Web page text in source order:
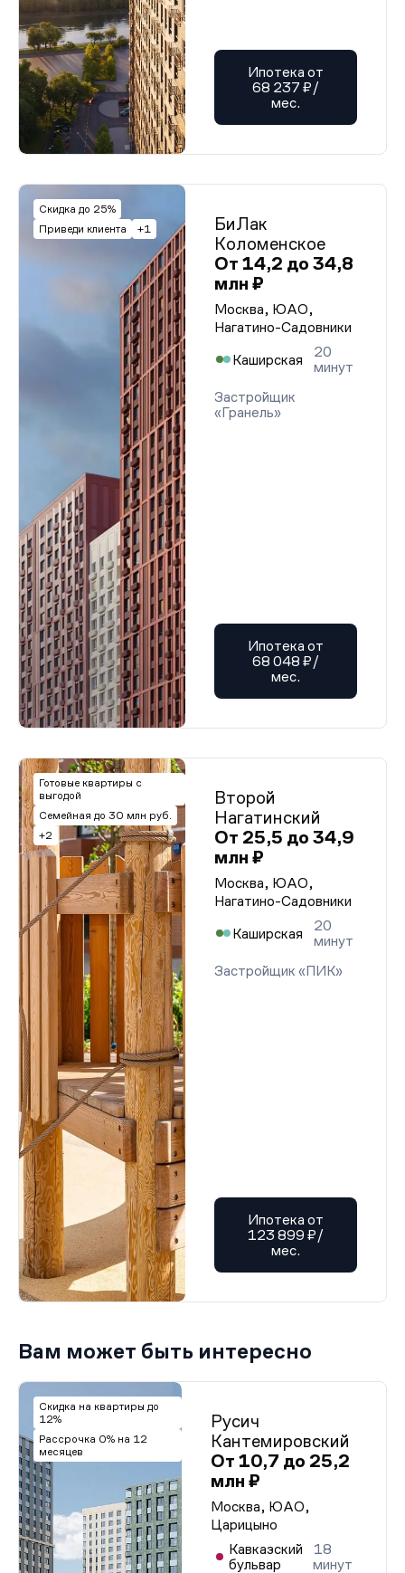
Ипотека от
68 237 ₽/
мес.
Скидка до 25%
Приведи клиента
+1
БиЛак
Коломенское
От 14,2 до 34,8
млн ₽
Москва, ЮАО,
Нагатино-Садовники
Каширская
20
минут
Застройщик
«Гранель»
Ипотека от
68 048 ₽/
мес.
Готовые квартиры с
выгодой
Семейная до 30 млн руб.
+2
Второй
Нагатинский
От 25,5 до 34,9
млн ₽
Москва, ЮАО,
Нагатино-Садовники
Каширская
20
минут
Застройщик «ПИК»
Ипотека от
123 899 ₽/
мес.
Вам может быть интересно
Скидка на квартиры до
12%
Рассрочка 0% на 12
месяцев
Русич
Кантемировский
От 10,7 до 25,2
млн ₽
Москва, ЮАО,
Царицыно
Кавказский
бульвар
18
минут